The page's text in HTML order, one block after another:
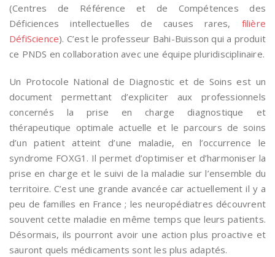
(Centres de Référence et de Compétences des
Déficiences intellectuelles de causes rares, filière
DéfiScience). C’est le professeur Bahi-Buisson qui a produit
ce PNDS en collaboration avec une équipe pluridisciplinaire.
Un Protocole National de Diagnostic et de Soins est un
document permettant d’expliciter aux professionnels
concernés la prise en charge diagnostique et
thérapeutique optimale actuelle et le parcours de soins
d’un patient atteint d’une maladie, en l’occurrence le
syndrome FOXG1. Il permet d’optimiser et d’harmoniser la
prise en charge et le suivi de la maladie sur l’ensemble du
territoire. C’est une grande avancée car actuellement il y a
peu de familles en France ; les neuropédiatres découvrent
souvent cette maladie en même temps que leurs patients.
Désormais, ils pourront avoir une action plus proactive et
sauront quels médicaments sont les plus adaptés.